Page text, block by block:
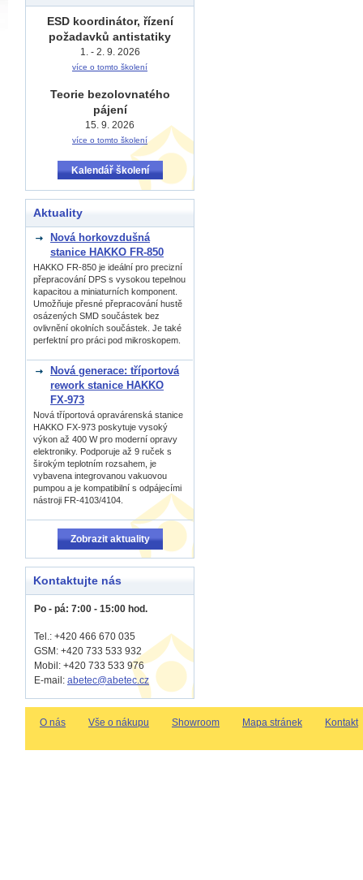
ESD koordinátor, řízení
požadavků antistatiky
1. - 2. 9. 2026
více o tomto školení
Teorie bezolovnatého
pájení
15. 9. 2026
více o tomto školení
Kalendář školení
Aktuality
Nová horkovzdušná
stanice HAKKO FR-850
HAKKO FR-850 je ideální pro precizní
přepracování DPS s vysokou tepelnou
kapacitou a miniaturních komponent.
Umožňuje přesné přepracování hustě
osázených SMD součástek bez
ovlivnění okolních součástek. Je také
perfektní pro práci pod mikroskopem.
Nová generace: tříportová
rework stanice HAKKO
FX-973
Nová tříportová opravárenská stanice
HAKKO FX-973 poskytuje vysoký
výkon až 400 W pro moderní opravy
elektroniky. Podporuje až 9 ruček s
širokým teplotním rozsahem, je
vybavena integrovanou vakuovou
pumpou a je kompatibilní s odpájecími
nástroji FR-4103/4104.
Zobrazit aktuality
Kontaktujte nás
Po - pá: 7:00 - 15:00 hod.
Tel.: +420 466 670 035
GSM: +420 733 533 932
Mobil: +420 733 533 976
E-mail: abetec@abetec.cz
O nás Vše o nákupu Showroom Mapa stránek Kontakt